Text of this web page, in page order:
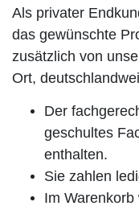
Als privater
das gewünschte
zusätzlich von
Ort,
Der
geschultes
enthalten.
Sie zahlen
Im